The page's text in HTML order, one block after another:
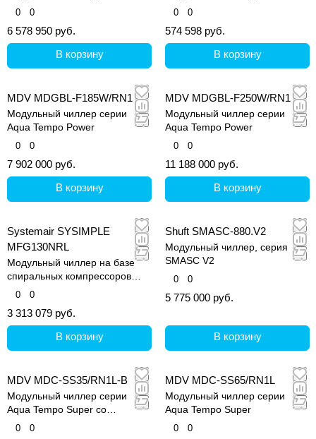
конденсатора
0 0
6 578 950 руб.
В корзину
конденсатора
0 0
574 598 руб.
В корзину
MDV MDGBL-F185W/RN1
Модульный чиллер серии
Aqua Tempo Power
0 0
7 902 000 руб.
В корзину
MDV MDGBL-F250W/RN1
Модульный чиллер серии
Aqua Tempo Power
0 0
11 188 000 руб.
В корзину
Systemair SYSIMPLE
MFG130NRL
Модульный чиллер на базе
спиральных компрессоров
постоянной
0 0
3 313 079 руб.
В корзину
Shuft SMASC-880.V2
Модульный чиллер, серия
SMASC V2
0 0
5 775 000 руб.
В корзину
MDV MDC-SS35/RN1L-B
Модульный чиллер серии
Aqua Tempo Super со
спиральным компрессором, c
0 0
MDV MDC-SS65/RN1L
Модульный чиллер серии
Aqua Tempo Super
0 0